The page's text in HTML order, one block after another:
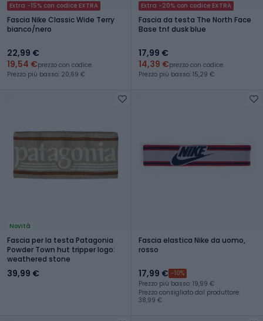
Extra -15% con codice EXTRA
Fascia Nike Classic Wide Terry
bianco/nero
22,99 €
19,54 €prezzo con codice
Prezzo più basso: 20,69 €
Extra -20% con codice EXTRA
Fascia da testa The North Face
Base tnf dusk blue
17,99 €
14,39 €prezzo con codice
Prezzo più basso: 15,29 €
Novità
Fascia per la testa Patagonia
Powder Town hut tripper logo:
weathered stone
39,99 €
Fascia elastica Nike da uomo,
rosso
17,99 € -10%
Prezzo più basso: 19,99 €
Prezzo consigliato dal produttore:
38,99 €